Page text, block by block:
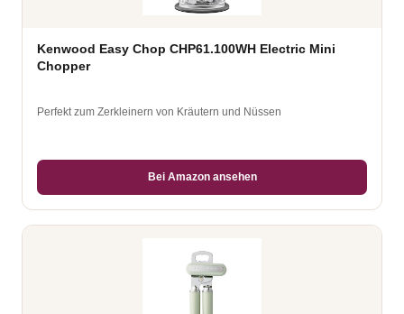
Kenwood Easy Chop CHP61.100WH Electric Mini
Chopper
Perfekt zum Zerkleinern von Kräutern und Nüssen
Bei Amazon ansehen